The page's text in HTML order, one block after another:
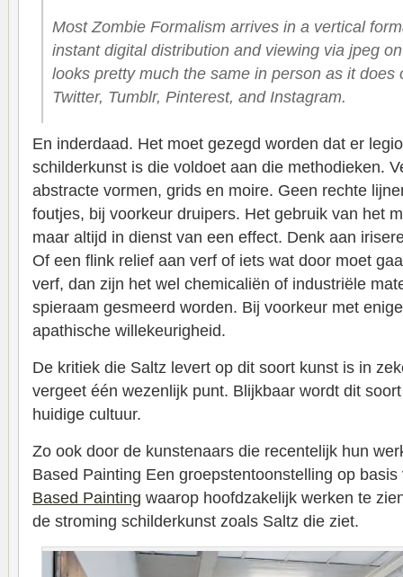
Most Zombie Formalism arrives in a vertical
instant digital distribution and viewing via jpeg
looks pretty much the same in person as it does
Twitter, Tumblr, Pinterest, and Instagram.
En inderdaad. Het moet gezegd worden dat er
schilderkunst is die voldoet aan die methodieken.
abstracte vormen, grids en moire. Geen rechte
foutjes, bij voorkeur druipers. Het gebruik van het
maar altijd in dienst van een effect. Denk aan
Of een flink relief aan verf of iets wat door moet
verf, dan zijn het wel chemicaliën of industriële
spieraam gesmeerd worden. Bij voorkeur met
apathische willekeurigheid.
De kritiek die Saltz levert op dit soort kunst is in
vergeet één wezenlijk punt. Blijkbaar wordt dit
huidige cultuur.
Zo ook door de kunstenaars die recentelijk hun
Based Painting Een groepstentoonstelling op
Based Painting waarop hoofdzakelijk werken te
de stroming schilderkunst zoals Saltz die ziet.